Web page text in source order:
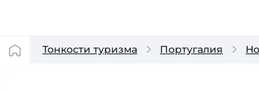
Тонкости туризма Португалия